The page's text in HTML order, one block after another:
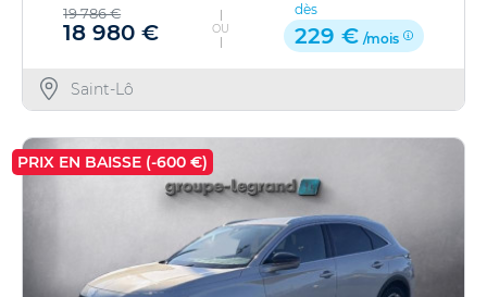
19 786 €
18 980 € OU
dès
229 € /mois
Saint-Lô
PRIX EN BAISSE (-600 €)